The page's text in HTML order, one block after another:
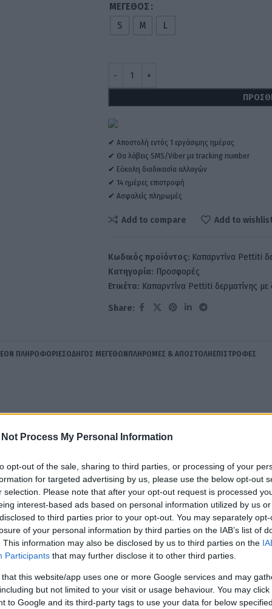
Not Process My Personal Information
opt-out of the sale, sharing to third parties, or processing of your
for targeted advertising by us, please use the below opt-out
selection. Please note that after your opt-out request is processed
interest-based ads based on personal information utilized by us
to third parties prior to your opt-out. You may separately
of your personal information by third parties on the IAB’s list of
This information may also be disclosed by us to third parties on the
Participants that may further disclose it to other third parties.
that this website/app uses one or more Google services and may
but not limited to your visit or usage behaviour. You may
to Google and its third-party tags to use your data for below
ΜΈΓΕΘΟΣ
S
M L
✔ Αποστολή εντός 1 εργάσιμης ημέρας
✔ Θα λάβεις SMS/Viber με tracking number
✔ Εύκολη διαδικασία αλλαγών
✔ 14 ημέρες επιστροφή
✔ Ασφαλείς πληρωμές
Add to compare Add to
Κωδικός προϊόντος: Καπαρντίνα Pettiti
Κατηγορία: Προσφορές
Ετικέτα: Καπαρντίνα Pettiti δερματίνης
Share:
ΠΛΗΡΟΦΟΡΊΕΣΟΔΗΓΌΣ ΜΕΓΕΘΏΝΠΛΗΡΩΜΈΣ & ΑΠΟΣΤΟΛΉΕΠΙΣΤΡΟΦΈΣ
επιλογή για τον χειμώνα.
προσδίδει μια ροκ πινελιά και προσωπικότητα.
καπαρντίνα προσφέρει ζεστασιά και προστασία από το κρύο.
θα σας κρατήσει ζεστές και στιλάτες κατά τη διάρκεια του χειμώνα.
εξόδους στην πόλη.
μια εντυπωσιακή εμφάνιση που θα σας ξεχωρίσει.